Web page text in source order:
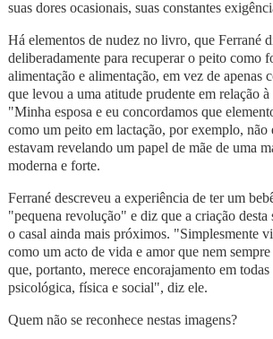
suas dores ocasionais, suas constantes
Há elementos de nudez no livro, que Ferrané
deliberadamente para recuperar o peito como
alimentação e alimentação, em vez de apenas
que levou a uma atitude prudente em relação à
"Minha esposa e eu concordamos que
como um peito em lactação, por exemplo, não
estavam revelando um papel de mãe de uma
moderna e forte.
Ferrané descreveu a experiência de ter um
"pequena revolução" e diz que a criação desta
o casal ainda mais próximos. "Simplesmente
como um acto de vida e amor que nem
que, portanto, merece encorajamento em todas
psicológica, física e social", diz ele.
Quem não se reconhece nestas imagens?